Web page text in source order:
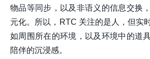
物品等同步，以及非语义的信息交换
元化。所以，RTC 关注的是人，但实
如周围所在的环境，以及环境中的道
陪伴的沉浸感。